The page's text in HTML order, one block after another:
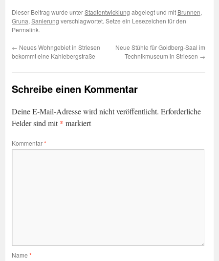
Dieser Beitrag wurde unterStadtentwicklung abgelegt und mit Brunnen,
Gruna,Sanierung verschlagwortet. Setze ein Lesezeichen für den
Permalink.
← Neues Wohngebiet in Striesen
bekommt eine Kahlebergstraße
Neue Stühle für Goldberg-Saal im
Technikmuseum in Striesen →
Schreibe einen Kommentar
Deine E-Mail-Adresse wird nicht veröffentlicht. Erforderliche
Felder sind mit* markiert
Kommentar*
Name *